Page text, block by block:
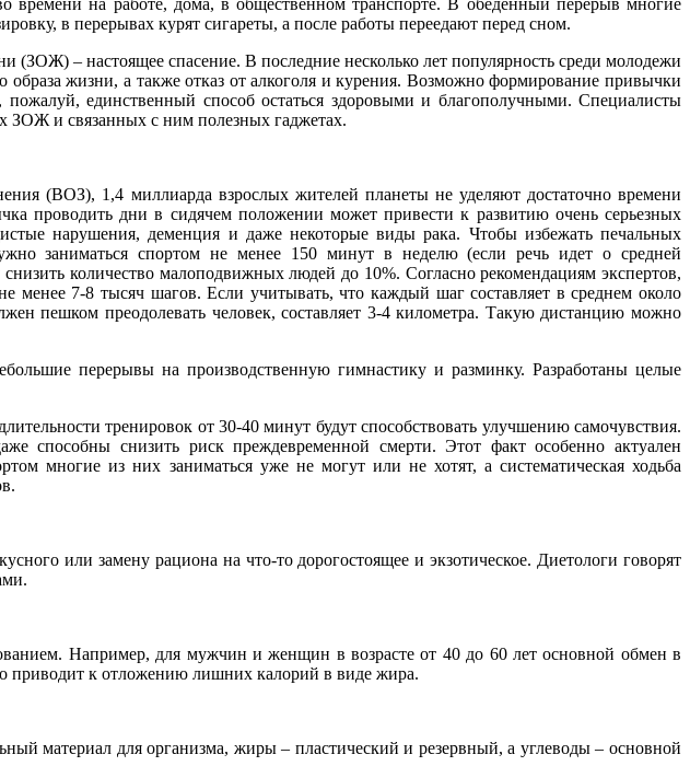
времени на работе, дома, в общественном транспорте. В обеденный перерыв многие
в перерывах курят сигареты, а после работы переедают перед сном.
(ЗОЖ) – настоящее спасение. В последние несколько лет популярность среди молодежи
образа жизни, а также отказ от алкоголя и курения. Возможно формирование привычки
единственный способ остаться здоровыми и благополучными. Специалисты
ЗОЖ и связанных с ним полезных гаджетах.
(ВОЗ), 1,4 миллиарда взрослых жителей планеты не уделяют достаточно времени
проводить дни в сидячем положении может привести к развитию очень серьезных
нарушения, деменция и даже некоторые виды рака. Чтобы избежать печальных
заниматься спортом не менее 150 минут в неделю (если речь идет о средней
количество малоподвижных людей до 10%. Согласно рекомендациям экспертов,
менее 7-8 тысяч шагов. Если учитывать, что каждый шаг составляет в среднем около
пешком преодолевать человек, составляет 3-4 километра. Такую дистанцию можно
перерывы на производственную гимнастику и разминку. Разработаны целые
тренировок от 30-40 минут будут способствовать улучшению самочувствия.
способны снизить риск преждевременной смерти. Этот факт особенно актуален
многие из них заниматься уже не могут или не хотят, а систематическая ходьба
или замену рациона на что-то дорогостоящее и экзотическое. Диетологи говорят
Например, для мужчин и женщин в возрасте от 40 до 60 лет основной обмен в
приводит к отложению лишних калорий в виде жира.
материал для организма, жиры – пластический и резервный, а углеводы – основной